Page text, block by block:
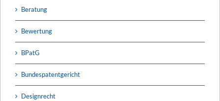
Beratung
Bewertung
BPatG
Bundespatentgericht
Designrecht